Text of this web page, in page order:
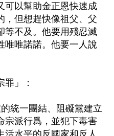
可以幫助金正恩快速成
，但想趕快像祖父、父
等不及。他要用殘忍滅
唯唯諾諾。他要一人說
」：
統一團結、阻礙黨建立
宗派行爲，並犯下毒害
水平的反國家和反人